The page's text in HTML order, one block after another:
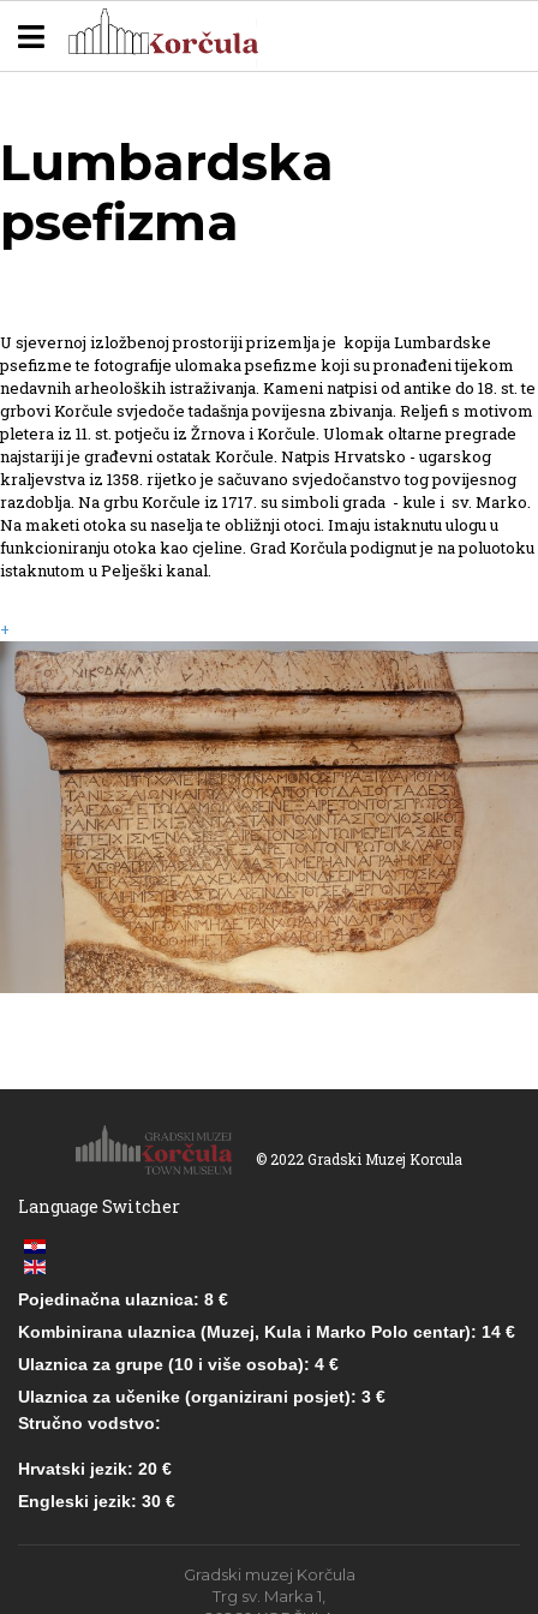
Lumbardska
psefizma
U sjevernoj izložbenoj prostoriji prizemlja je kopija Lumbardske
psefizme te fotografije ulomaka psefizme koji su pronađeni tijekom
nedavnih arheoloških istraživanja. Kameni natpisi od antike do 18. st. te
grbovi Korčule svjedoče tadašnja povijesna zbivanja. Reljefi s motivom
pletera iz 11. st. potječu iz Žrnova i Korčule. Ulomak oltarne pregrade
najstariji je građevni ostatak Korčule. Natpis Hrvatsko - ugarskog
kraljevstva iz 1358. rijetko je sačuvano svjedočanstvo tog povijesnog
razdoblja. Na grbu Korčule iz 1717. su simboli grada - kule i sv. Marko.
Na maketi otoka su naselja te obližnji otoci. Imaju istaknutu ulogu u
funkcioniranju otoka kao cjeline. Grad Korčula podignut je na poluotoku
istaknutom u Pelješki kanal.
+
© 2022 Gradski Muzej Korcula
Language Switcher
Pojedinačna ulaznica: 8 €
Kombinirana ulaznica (Muzej, Kula i Marko Polo centar): 14 €
Ulaznica za grupe (10 i više osoba): 4 €
Ulaznica za učenike (organizirani posjet): 3 €
Stručno vodstvo:
Hrvatski jezik: 20 €
Engleski jezik: 30 €
Gradski muzej Korčula
Trg sv. Marka 1,